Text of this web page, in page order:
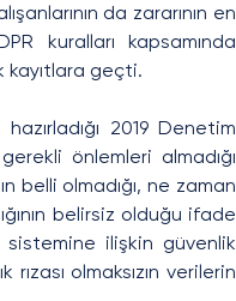
da zararının en
kuralları kapsamında
kayıtlara geçti.
2019 Denetim
önlemleri almadığı
belli olmadığı, ne zaman
belirsiz olduğu ifade
ilişkin güvenlik
olmaksızın verilerin